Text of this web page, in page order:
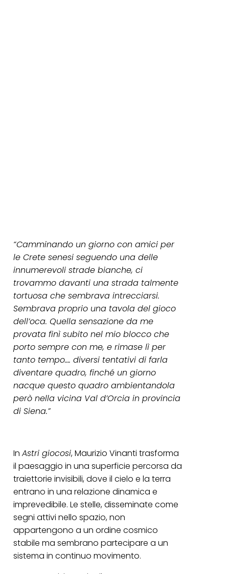
“Camminando un giorno con amici per
le Crete senesi seguendo una delle
innumerevoli strade bianche, ci
trovammo davanti una strada talmente
tortuosa che sembrava intrecciarsi.
Sembrava proprio una tavola del gioco
dell’oca. Quella sensazione da me
provata finì subito nel mio blocco che
porto sempre con me, e rimase lì per
tanto tempo…. diversi tentativi di farla
diventare quadro, finché un giorno
nacque questo quadro ambientandola
però nella vicina Val d’Orcia in provincia
di Siena.”
InAstri giocosi, Maurizio Vinanti trasforma
il paesaggio in una superficie percorsa da
traiettorie invisibili, dove il cielo e la terra
entrano in una relazione dinamica e
imprevedibile. Le stelle, disseminate come
segni attivi nello spazio, non
appartengono a un ordine cosmico
stabile ma sembrano partecipare a un
sistema in continuo movimento.